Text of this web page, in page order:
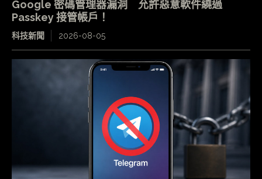
Google 密碼管理器漏洞 允許惡意軟件繞過
Passkey 接管帳戶！
科技新聞 2026-08-05